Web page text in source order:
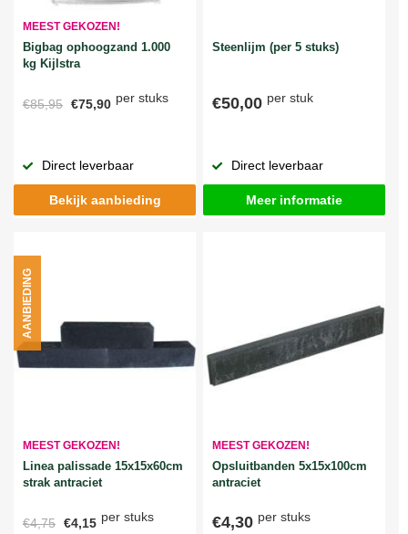
MEEST GEKOZEN!
Bigbag ophoogzand 1.000
kg Kijlstra
€85,95 €75,90 per stuks
Direct leverbaar
Bekijk aanbieding
Steenlijm (per 5 stuks)
€50,00 per stuk
Direct leverbaar
Meer informatie
MEEST GEKOZEN!
Linea palissade 15x15x60cm
strak antraciet
€4,75 €4,15 per stuks
AANBIEDING
MEEST GEKOZEN!
Opsluitbanden 5x15x100cm
antraciet
€4,30 per stuks